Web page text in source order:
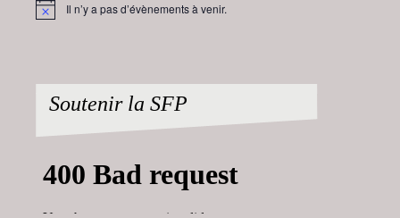
Notice Il n’y a pas d’évènements à venir.
Soutenir la SFP